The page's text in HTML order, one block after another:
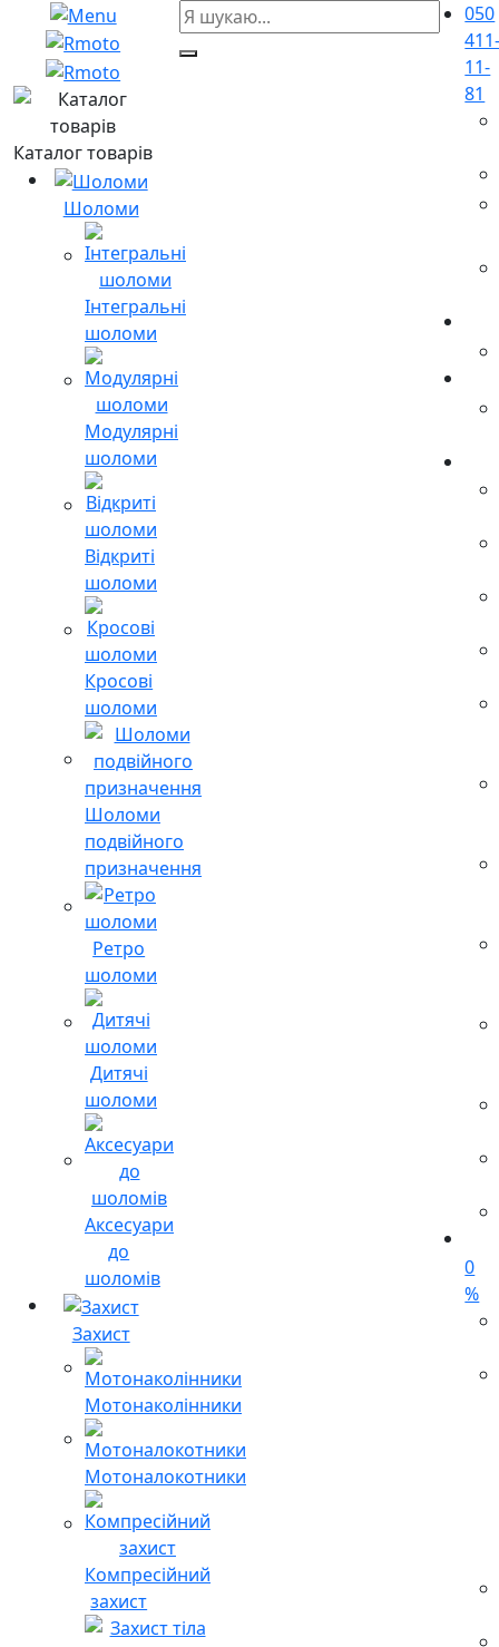
Каталог товарів
Шоломи
Інтегральні
шоломи
Модулярні
шоломи
Відкриті
шоломи
Кросові
шоломи
Шоломи
подвійного
призначення
Ретро
шоломи
Дитячі
шоломи
Аксесуари
до
шоломів
Захист
Мотонаколінники
Мотоналокотники
Компресійний
захист
050
11-
81
0
%